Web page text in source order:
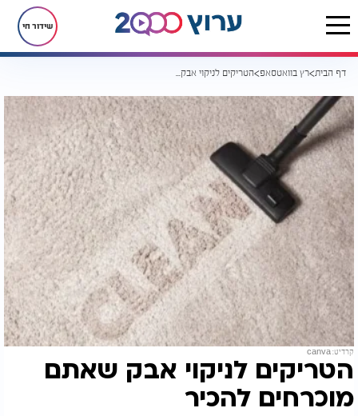
שידור חי
דף הבית רץ בוואטסאפ הטריקים לניקוי אבק שאתם מוכרחים להכיר
קרדיט: canva
הטריקים לניקוי אבק שאתם
מוכרחים להכיר